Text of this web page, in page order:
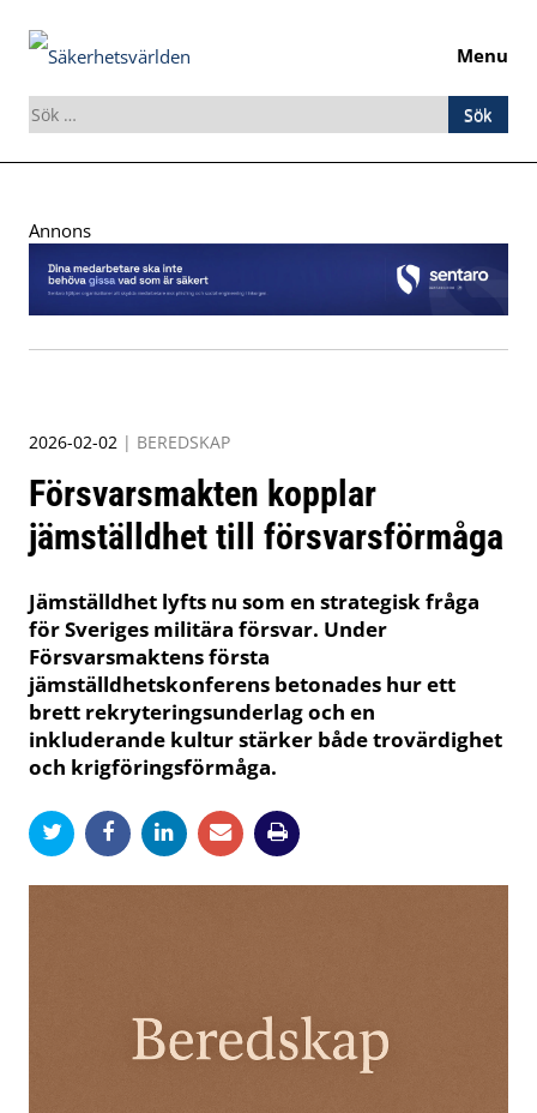
Menu
Sök
efter:
to
Annons
2026-02-02 | BEREDSKAP
Försvarsmakten kopplar
jämställdhet till försvarsförmåga
Jämställdhet lyfts nu som en strategisk fråga
för Sveriges militära försvar. Under
Försvarsmaktens första
jämställdhetskonferens betonades hur ett
brett rekryteringsunderlag och en
inkluderande kultur stärker både trovärdighet
och krigföringsförmåga.